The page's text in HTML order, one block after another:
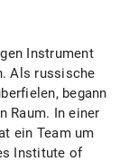
Instrument
Als russische
begann
Raum. In einer
ein Team um
Institute of